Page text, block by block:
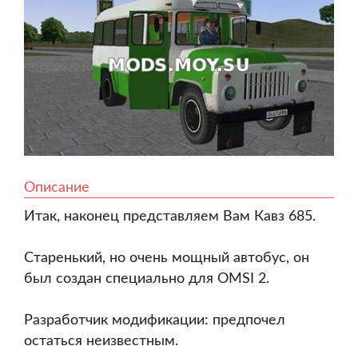
Описание
Итак, наконец представляем Вам Кавз 685.
Старенький, но очень мощный автобус, он
был создан специально для OMSI 2.
Разработчик модификации: предпочел
остаться неизвестным.